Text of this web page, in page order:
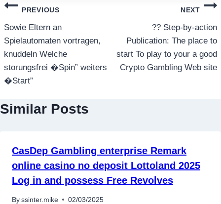
แนะแนว
เรื่อง
PREVIOUS
Sowie Eltern an
Spielautomaten vortragen,
knuddeln Welche
storungsfrei �Spin” weiters
�Start”
NEXT
?? Step-by-action
Publication: The place to
start To play to your a good
Crypto Gambling Web site
Similar Posts
CasDep Gambling enterprise Remark
online casino no deposit Lottoland 2025
Log in and possess Free Revolves
By ssinter.mike 02/03/2025